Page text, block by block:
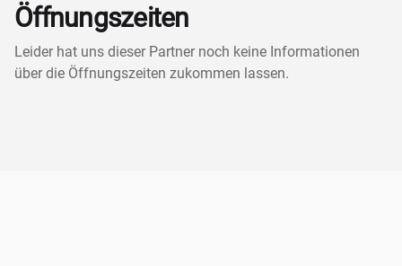
Öffnungszeiten
Leider hat uns dieser Partner noch keine Informationen
über die Öffnungszeiten zukommen lassen.